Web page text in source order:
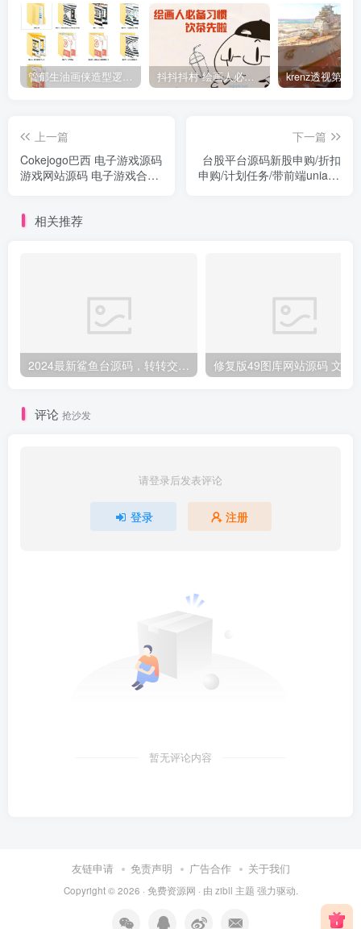
管郁生油画侠造型逻辑班第一期2019年5月【高清不缺课】 抖抖抖村 绘画人必备习惯2020【画质不错】
上一篇
Cokejogo巴西 电子游戏源码
游戏网站源码 电子游戏合集
下一篇
台股平台源码新股申购/折扣
申购/计划任务/带前端uniapp
相关推荐
2024最新鲨鱼台源码，转转交易猫闲鱼后台搭建教程【源码 教程】
评论 抢沙发
请登录后发表评论
登录 注册
暂无评论内容
友链申请 免责声明 广告合作 关于我们
Copyright © 2026 · 免费资源网 · 由 zibll 主题 强力驱动.